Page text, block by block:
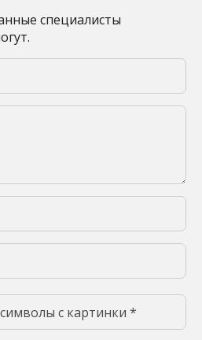
специалисты